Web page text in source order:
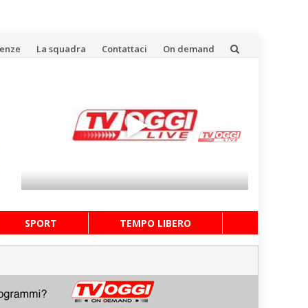
La squadra Contattaci On demand
SPORT TEMPO LIBERO